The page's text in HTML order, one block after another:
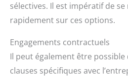
sélectives. Il est impératif de
rapidement sur ces options.
Engagements contractuels
Il peut également être possible
clauses spécifiques avec